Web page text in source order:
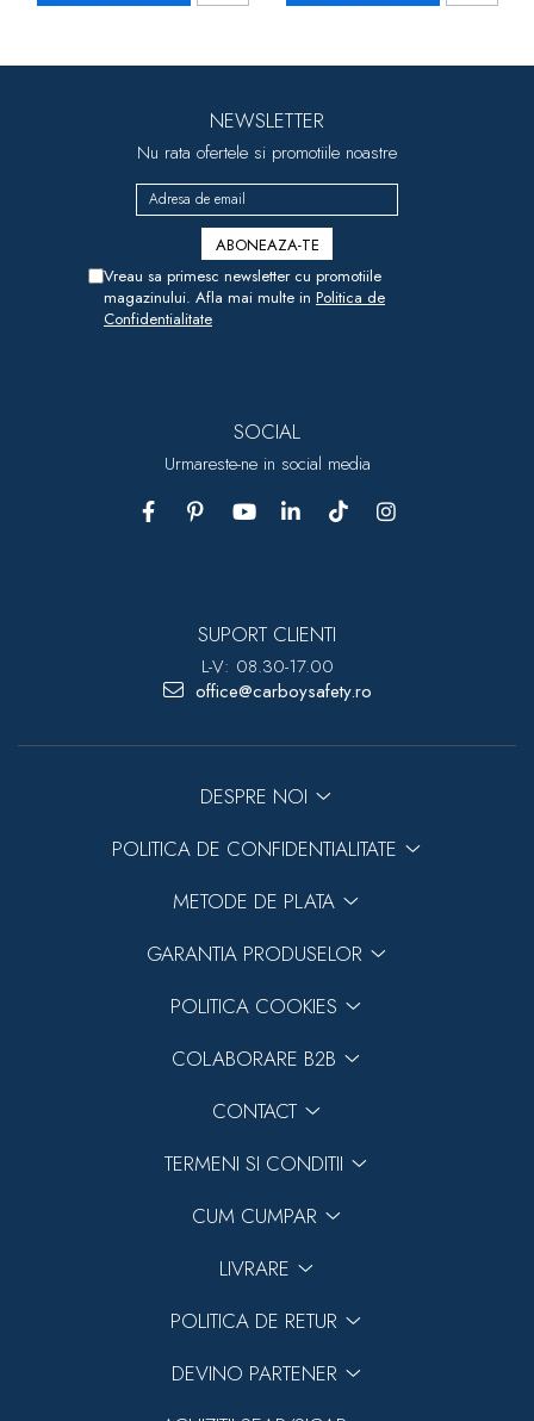
NEWSLETTER
Nu rata ofertele si promotiile noastre
Vreau sa primesc newsletter cu promotiile
magazinului. Afla mai multe in Politica de
Confidentialitate
SOCIAL
Urmareste-ne in social media
SUPORT CLIENTI
L-V: 08.30-17.00
office@carboysafety.ro
DESPRE NOI
POLITICA DE CONFIDENTIALITATE
METODE DE PLATA
GARANTIA PRODUSELOR
POLITICA COOKIES
COLABORARE B2B
CONTACT
TERMENI SI CONDITII
CUM CUMPAR
LIVRARE
POLITICA DE RETUR
DEVINO PARTENER